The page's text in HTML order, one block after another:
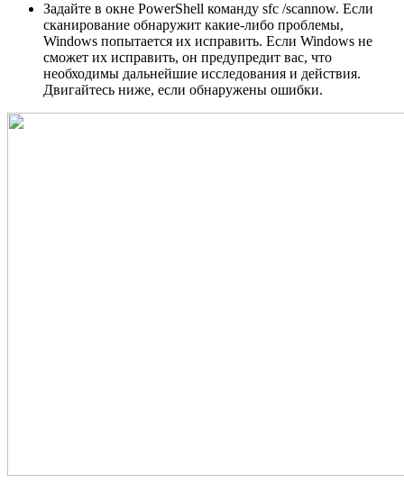
Задайте в окне PowerShell команду sfc /scannow. Если
сканирование обнаружит какие-либо проблемы,
Windows попытается их исправить. Если Windows не
сможет их исправить, он предупредит вас, что
необходимы дальнейшие исследования и действия.
Двигайтесь ниже, если обнаружены ошибки.